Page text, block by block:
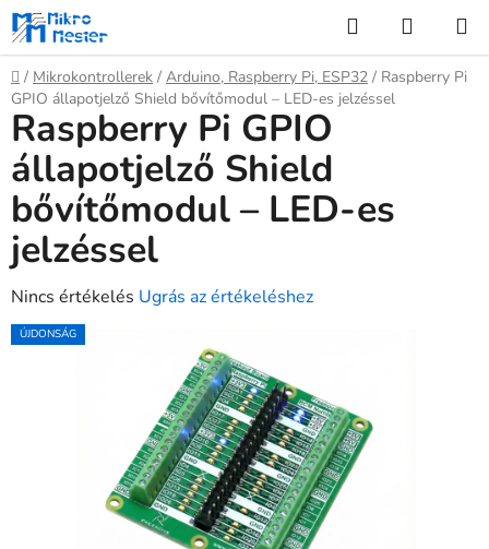
Ugrás
fő
tartalomhoz
KeresésKOSÁR
Kezdőlap
/ Mikrokontrollerek / Arduino, Raspberry Pi, ESP32 / Raspberry Pi
GPIO állapotjelző Shield bővítőmodul – LED-es jelzéssel
Raspberry Pi GPIO
állapotjelző Shield
bővítőmodul – LED-es
jelzéssel
A
termék
Nincs értékelés Ugrás az értékeléshez
ÚJDONSÁG